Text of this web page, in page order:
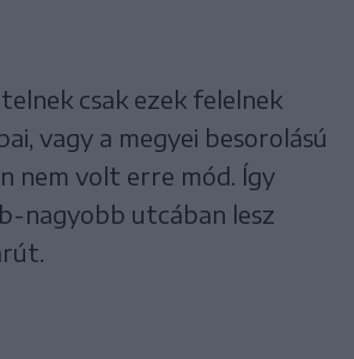
csak ezek felelnek
vagy a megyei besorolású
nem volt erre mód. Így
nagyobb utcában lesz